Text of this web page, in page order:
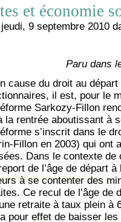
et économie
jeudi, 9 septembre 2010
Paru dans
cause du droit au
il est, pour le
Sarkozy-Fillon
la rentrée aboutissant à
s’inscrit dans le
Fillon en 2003) qui ont
Dans le contexte de
de l’âge de départ
à se contenter des
Ce recul de l’âge de
retraite à taux plein à
pour effet de baisser